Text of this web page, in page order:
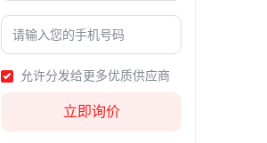
允许分发给更多优质供应商
立即询价